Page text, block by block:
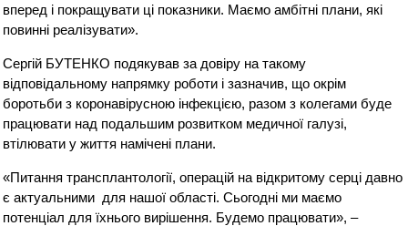
вперед і покращувати ці показники. Маємо амбітні плани, які
повинні реалізувати».
Сергій БУТЕНКО подякував за довіру на такому
відповідальному напрямку роботи і зазначив, що окрім
боротьби з коронавірусною інфекцією, разом з колегами буде
працювати над подальшим розвитком медичної галузі,
втілювати у життя намічені плани.
«Питання трансплантології, операцій на відкритому серці давно
є актуальними для нашої області. Сьогодні ми маємо
потенціал для їхнього вирішення. Будемо працювати», –